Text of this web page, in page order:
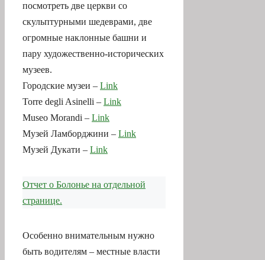
посмотреть две церкви со
скульптурными шедеврами, две
огромные наклонные башни и
пару художественно-исторических
музеев.
Городские музеи – Link
Torre degli Asinelli – Link
Museo Morandi – Link
Музей Ламборджини – Link
Музей Дукати – Link
Отчет о Болонье на отдельной
странице.
Особенно внимательным нужно
быть водителям – местные власти